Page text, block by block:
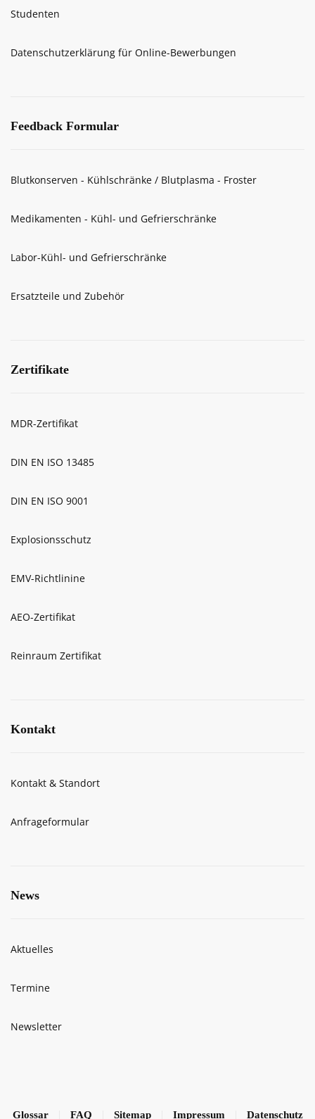
Studenten
Datenschutzerklärung für Online-Bewerbungen
Feedback Formular
Blutkonserven - Kühlschränke / Blutplasma - Froster
Medikamenten - Kühl- und Gefrierschränke
Labor-Kühl- und Gefrierschränke
Ersatzteile und Zubehör
Zertifikate
MDR-Zertifikat
DIN EN ISO 13485
DIN EN ISO 9001
Explosionsschutz
EMV-Richtlinine
AEO-Zertifikat
Reinraum Zertifikat
Kontakt
Kontakt & Standort
Anfrageformular
News
Aktuelles
Termine
Newsletter
Glossar FAQ Sitemap Impressum Datenschutz